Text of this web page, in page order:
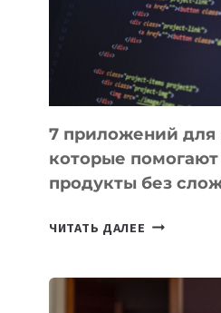
РАБОТЫ
7 приложений для
которые помогают
продукты без
ЧИТАТЬ ДАЛЕЕ 7